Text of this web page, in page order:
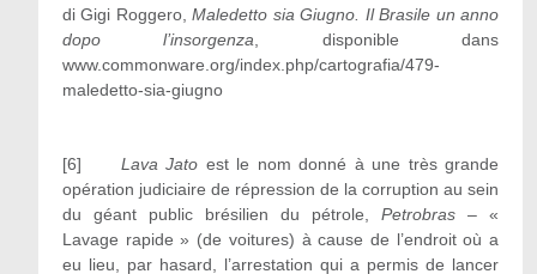
di Gigi Roggero,Maledetto sia Giugno. Il Brasile un anno
dopo l’insorgenza , disponible dans
www.commonware.org/index.php/cartografia/479-
maledetto-sia-giugno
[6] Lava Jato est le nom donné à une très grande
opération judiciaire de répression de la corruption au sein
du géant public brésilien du pétrole,Petrobras– «
Lavage rapide » (de voitures) à cause de l’endroit où a
eu lieu, par hasard, l’arrestation qui a permis de lancer